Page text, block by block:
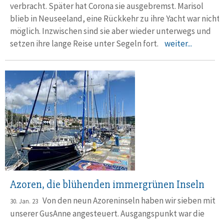
verbracht. Später hat Corona sie ausgebremst. Marisol
blieb in Neuseeland, eine Rückkehr zu ihre Yacht war nicht
möglich. Inzwischen sind sie aber wieder unterwegs und
setzen ihre lange Reise unter Segeln fort. weiter...
Azoren, die blühenden immergrünen Inseln
30. Jan. 23 Von den neun Azoreninseln haben wir sieben mit
unserer GusAnne angesteuert. Ausgangs­punkt war die